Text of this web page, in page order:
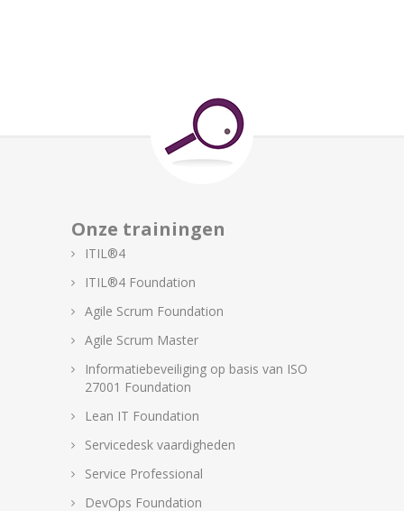
Onze trainingen
ITIL®4
ITIL®4 Foundation
Agile Scrum Foundation
Agile Scrum Master
Informatiebeveiliging op basis van ISO
27001 Foundation
Lean IT Foundation
Servicedesk vaardigheden
Service Professional
DevOps Foundation